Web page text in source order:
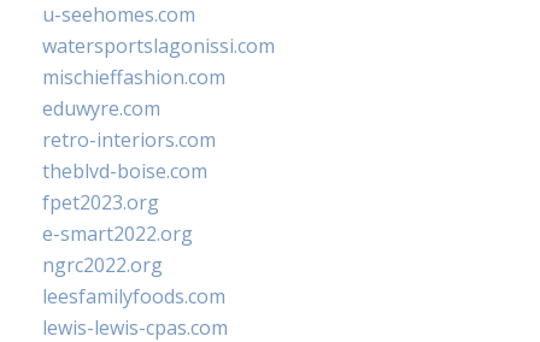
u-seehomes.com
watersportslagonissi.com
mischieffashion.com
eduwyre.com
retro-interiors.com
theblvd-boise.com
fpet2023.org
e-smart2022.org
ngrc2022.org
leesfamilyfoods.com
lewis-lewis-cpas.com